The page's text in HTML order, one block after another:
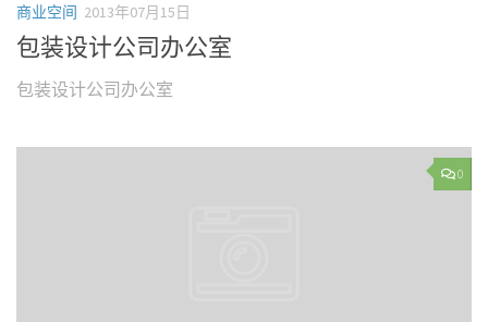
商业空间 2013年07月15日
包装设计公司办公室
包装设计公司办公室
0